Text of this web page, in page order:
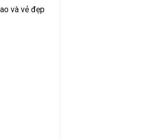
và vẻ đẹp